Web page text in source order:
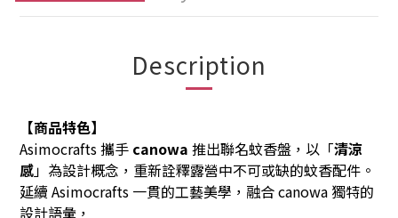
Description
【商品特色】
Asimocrafts 攜手 canowa 推出聯名蚊香盤，以「清涼
感」為設計概念，重新詮釋露營中不可或缺的蚊香配件。
延續 Asimocrafts 一貫的工藝美學，融合 canowa 獨特的
設計語彙，